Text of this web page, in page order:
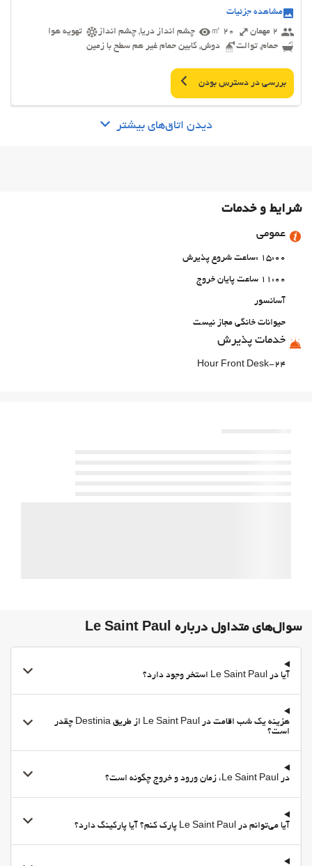
مشاهده جزئیات
2 مهمان
20 ㎡ چشم انداز دریا, چشم انداز
تهویه هوا
حمام, توالت
دوش, کابین حمام غیر هم سطح با زمین
بررسی در دسترس بودن
دیدن اتاق‌های بیشتر
شرایط و خدمات
عمومی
15:00 :ساعت شروع پذیرش
11:00 ساعت پایان خروج
آسانسور
حیوانات خانگی مجاز نیست
خدمات پذیرش
24-Hour Front Desk
سوال‌های متداول درباره Le Saint Paul
آیا در Le Saint Paul استخر وجود دارد؟
هزینه یک شب اقامت در Le Saint Paul از طریق Destinia چقدر
است؟
در Le Saint Paul، زمان ورود و خروج چگونه است؟
آیا می‌توانم در Le Saint Paul پارک کنم؟ آیا پارکینگ دارد؟